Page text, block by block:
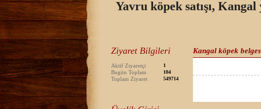
Yavru köpek satışı,
Ziyaret Bilgileri
Aktif Ziyaretçi 1
Bugün Toplam 104
Toplam Ziyaret 549714
Kangal köpek